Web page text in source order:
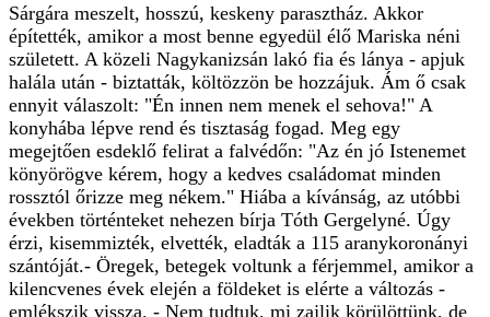
Sárgára meszelt, hosszú, keskeny parasztház. Akkor
építették, amikor a most benne egyedül élő Mariska néni
született. A közeli Nagykanizsán lakó fia és lánya - apjuk
halála után - biztatták, költözzön be hozzájuk. Ám ő csak
ennyit válaszolt: "Én innen nem menek el sehova!" A
konyhába lépve rend és tisztaság fogad. Meg egy
megejtően esdeklő felirat a falvédőn: "Az én jó Istenemet
könyörögve kérem, hogy a kedves családomat minden
rossztól őrizze meg nékem." Hiába a kívánság, az utóbbi
években történteket nehezen bírja Tóth Gergelyné. Úgy
érzi, kisemmizték, elvették, eladták a 115 aranykoronányi
szántóját.- Öregek, betegek voltunk a férjemmel, amikor a
kilencvenes évek elején a földeket is elérte a változás -
emlékszik vissza. - Nem tudtuk, mi zajlik körülöttünk, de